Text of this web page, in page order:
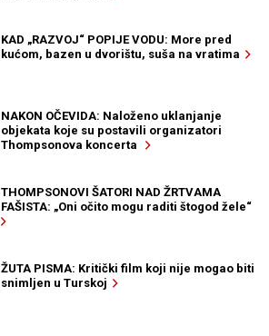
KAD „RAZVOJ“ POPIJE VODU: More pred
kućom, bazen u dvorištu, suša na vratima
NAKON OČEVIDA: Naloženo uklanjanje
objekata koje su postavili organizatori
Thompsonova koncerta
THOMPSONOVI ŠATORI NAD ŽRTVAMA
FAŠISTA: „Oni očito mogu raditi štogod žele“
ŽUTA PISMA: Kritički film koji nije mogao biti
snimljen u Turskoj